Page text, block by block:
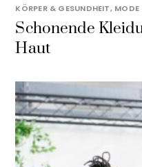
KÖRPER & GESUNDHEIT, MODE
Schonende
Haut